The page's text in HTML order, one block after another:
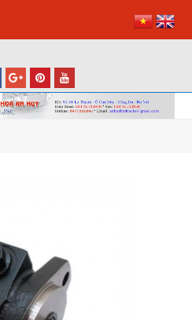
Facebook
Google
Plus
Pinterest